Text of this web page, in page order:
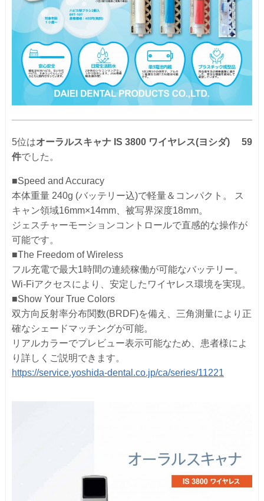
5位はオーラルスキャナ IS 3800 ワイヤレス(ヨシダ) 59
件でした。
■Speed and Accuracy
本体重量 240g (バッテリー込)で軽量＆コンパクト。 ス
キャン領域16mm×14mm、被写界深度18mm。
ジェスチャーモーションコントロールで直感的な操作が
可能です。
■The Freedom of Wireless
フル充電で最大1時間の連続稼働が可能なバッテリー。
Wi-Fiアクセスにより、安定したワイヤレス環境を実現。
■Show Your True Colors
双方向反射率分布関数(BRDF)を備え、三角測量により正
確なシェードマッチングが可能。
リアルカラーでプレビュー表示可能なため、患者様によ
り詳しくご説明できます。
https://service.yoshida-dental.co.jp/ca/series/11221